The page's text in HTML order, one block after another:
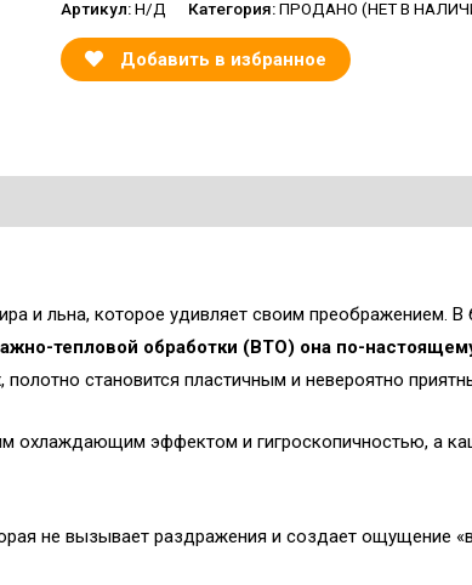
Артикул:Н/Д Категория:ПРОДАНО (НЕТ В
Добавить в избранное
и льна, которое удивляет своим преображением. В
тепловой обработки (ВТО) она по-
становится пластичным и невероятно
охлаждающим эффектом и гигроскопичностью, а
не вызывает раздражения и создает ощущение